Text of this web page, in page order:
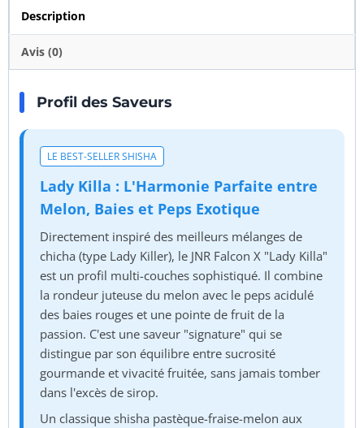
Description
Avis (0)
Profil des Saveurs
LE BEST-SELLER SHISHA
Lady Killa : L'Harmonie Parfaite entre
Melon, Baies et Peps Exotique
Directement inspiré des meilleurs mélanges de
chicha (type Lady Killer), le JNR Falcon X "Lady Killa"
est un profil multi-couches sophistiqué. Il combine
la rondeur juteuse du melon avec le peps acidulé
des baies rouges et une pointe de fruit de la
passion. C'est une saveur "signature" qui se
distingue par son équilibre entre sucrosité
gourmande et vivacité fruitée, sans jamais tomber
dans l'excès de sirop.
Un classique shisha pastèque-fraise-melon aux